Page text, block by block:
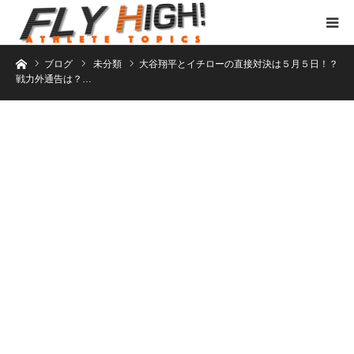
ホームブログ 未分類
大谷翔平とイチローの直接対決は５月５日！？
戦力外通告は？…